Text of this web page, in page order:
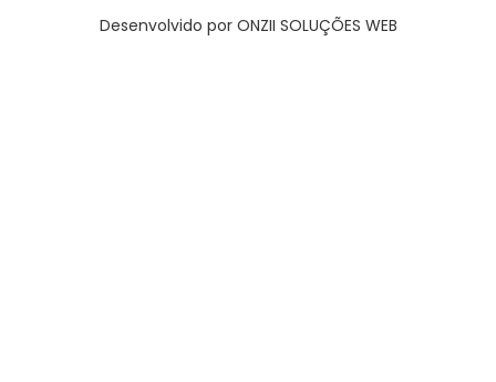
Desenvolvido por ONZII SOLUÇÕES WEB